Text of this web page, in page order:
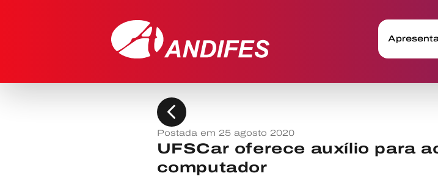
chevron_left
Postada em 25 agosto 2020
UFSCar oferece auxílio para
computador